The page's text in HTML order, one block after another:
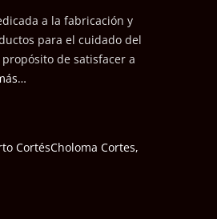
a la fabricación y
para el cuidado del
de satisfacer a
CortésCholoma Cortes,